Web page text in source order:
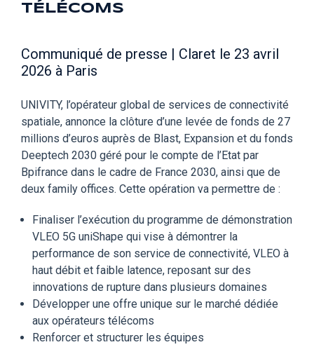
TÉLÉCOMS
Communiqué de presse | Claret le 23 avril
2026 à Paris
UNIVITY, l’opérateur global de services de connectivité
spatiale, annonce la clôture d’une levée de fonds de 27
millions d’euros auprès de Blast, Expansion et du fonds
Deeptech 2030 géré pour le compte de l’Etat par
Bpifrance dans le cadre de France 2030, ainsi que de
deux family offices. Cette opération va permettre de :
Finaliser l’exécution du programme de démonstration
VLEO 5G uniShape qui vise à démontrer la
performance de son service de connectivité, VLEO à
haut débit et faible latence, reposant sur des
innovations de rupture dans plusieurs domaines
Développer une offre unique sur le marché dédiée
aux opérateurs télécoms
Renforcer et structurer les équipes